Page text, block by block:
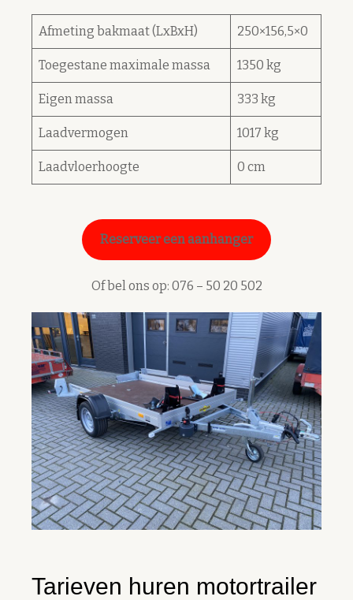
Afmeting bakmaat (LxBxH) 250×156,5×0
Toegestane maximale massa 1350 kg
Eigen massa 333 kg
Laadvermogen 1017 kg
Laadvloerhoogte 0 cm
Reserveer een aanhanger
Of bel ons op: 076 – 50 20 502
Tarieven huren motortrailer